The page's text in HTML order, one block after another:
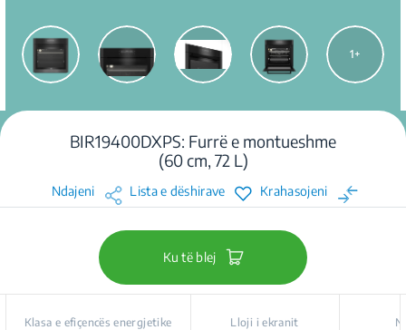
1
BIR19400DXPS: Furrë e montueshme
(60 cm, 72 L)
Ndajeni Lista e dëshirave Krahasojeni
Ku të blej
Klasa e efiçencës energjetike
Lloji i ekranit